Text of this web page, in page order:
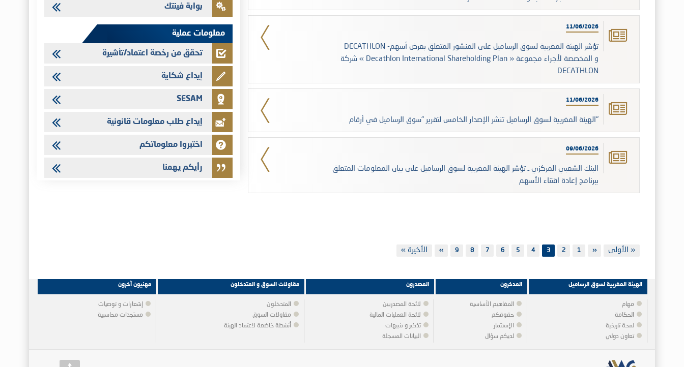
11/06/2026
DECATHLON -تؤشر الهيئة المغربية لسوق الرساميل على المنشور المتعلق بعرض أسهم
شركة « Decathlon International Shareholding Plan » و المخصصة لأجراء مجموعة
DECATHLON
11/06/2026
الهيئة المغربية لسوق الرساميل تنشر الإصدار الخامس لتقرير "سوق الرساميل في أرقام"
09/06/2026
البنك الشعبي المركزي ـ تؤشر الھيئة المغربية لسوق الرساميل على بيان المعلومات المتعلق
ببرنامج إعادة اقتناء الأسهم
First
« الأولى
Previous
‹‹ الصفحة
1 الصفحة
2
3 الصفحة
4 الصفحة
5 الصفحة
6 الصفحة
7 الصفحة
8 الصفحة
9
Next
››
Last
الأخيرة »
24/07/2026
Jaida - التحيين السنوي لملف المعلومات المتعلق ببرنامج إصدار
سندات شركات التمويل
بوابة فينتك
معلومات عملية
تحقق من رخصة اعتماد/تأشيرة
إيداع شكاية
SESAM
إيداع طلب معلومات قانونية
اختبروا معلوماتكم
رأيكم يهمنا
الهيئة المغربية لسوق الرساميل
مهام
الحكامة
لمحة تاريخية
تعاون دولي
المدخرون
المفاهيم الأساسية
حقوقكم
الإستثمار
لديكم سؤال
المصدرون
لائحة المصدريين
لائحة العمليات المالية
تذكير و تنبيهات
البيانات المسجلة
مقاولات السوق و المتدخلون
المتدخلون
مقاولات السوق
أنشطة خاضعة لاعتماد الهيئة
مهنيون آخرون
إشعارات و توصيات
مستجدات محاسبية